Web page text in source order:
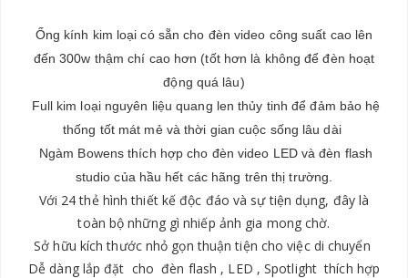
Ống kính kim loại có sẵn cho đèn video công suất cao lên
đến 300w thậm chí cao hơn (tốt hơn là không để đèn hoạt
động quá lâu)
Full kim loại nguyên liệu quang len thủy tinh để đảm bảo hệ
thống tốt mát mẻ và thời gian cuộc sống lâu dài
Ngàm Bowens thích hợp cho đèn video LED và đèn flash
studio của hầu hết các hãng trên thị trường.
Với 24 thẻ hình thiết kế độc đáo và sự tiện dụng, đây là
toàn bộ những gì nhiếp ảnh gia mong chờ.
Sở hữu kích thước nhỏ gọn thuận tiện cho việc di chuyển
Dễ dàng lắp đặt cho đèn flash , LED , Spotlight thích hợp